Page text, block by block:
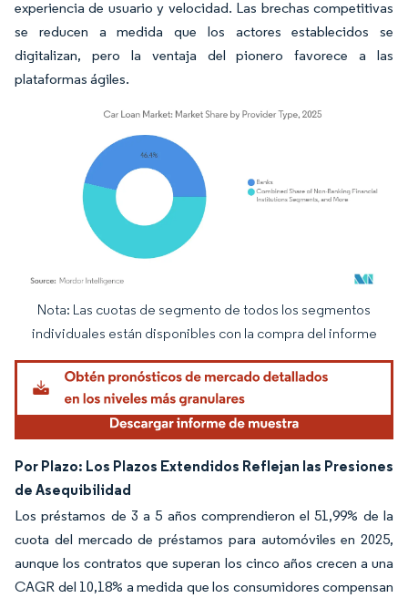
experiencia de usuario y velocidad. Las brechas competitivas
se reducen a medida que los actores establecidos se
digitalizan, pero la ventaja del pionero favorece a las
plataformas ágiles.
Imagen © Mordor Intelligence. El uso requiere atribución según CC BY 4.0.
Nota: Las cuotas de segmento de todos los segmentos
individuales están disponibles con la compra del informe
Por Plazo: Los Plazos Extendidos Reflejan las Presiones
de Asequibilidad
Los préstamos de 3 a 5 años comprendieron el 51,99% de la
cuota del mercado de préstamos para automóviles en 2025,
aunque los contratos que superan los cinco años crecen a una
CAGR del 10,18% a medida que los consumidores compensan